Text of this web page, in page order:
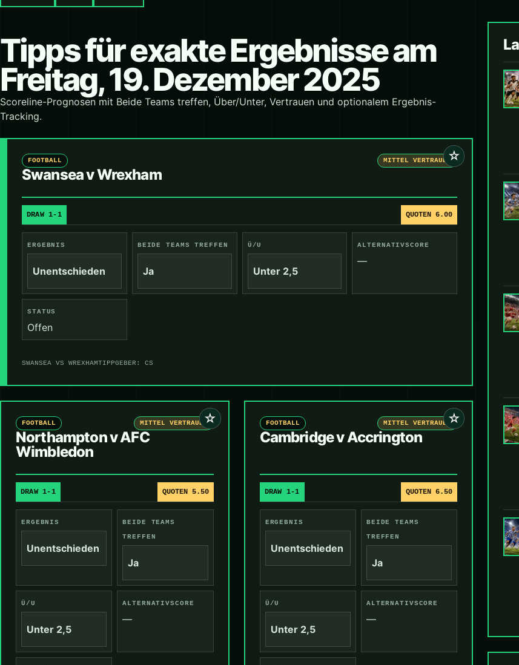
Tipps für exakte Ergebnisse am
Freitag, 19. Dezember 2025
Scoreline-Prognosen mit Beide Teams treffen, Über/Unter, Vertrauen und optionalem Ergebnis-
Tracking.
☆
FOOTBALL MITTEL VERTRAUEN
Swansea v Wrexham
DRAW 1-1 QUOTEN 6.00
ERGEBNIS
Unentschieden
BEIDE TEAMS TREFFEN
Ja
Ü/U
Unter 2,5
ALTERNATIVSCORE
—
STATUS
Offen
SWANSEA VS WREXHAMTIPPGEBER: CS
☆
FOOTBALL MITTEL VERTRAUEN
Northampton v AFC
Wimbledon
DRAW 1-1 QUOTEN 5.50
ERGEBNIS
Unentschieden
BEIDE TEAMS
TREFFEN
Ja
Ü/U
Unter 2,5
ALTERNATIVSCORE
—
☆
FOOTBALL MITTEL VERTRAUEN
Cambridge v Accrington
DRAW 1-1 QUOTEN 6.50
ERGEBNIS
Unentschieden
BEIDE TEAMS
TREFFEN
Ja
Ü/U
Unter 2,5
ALTERNATIVSCORE
—